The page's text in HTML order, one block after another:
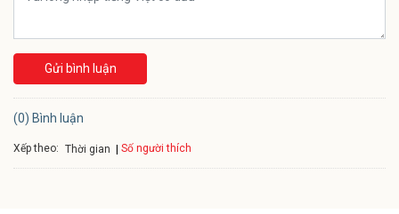
Gửi bình luận
(0) Bình luận
Xếp theo: Thời gian Số người thích